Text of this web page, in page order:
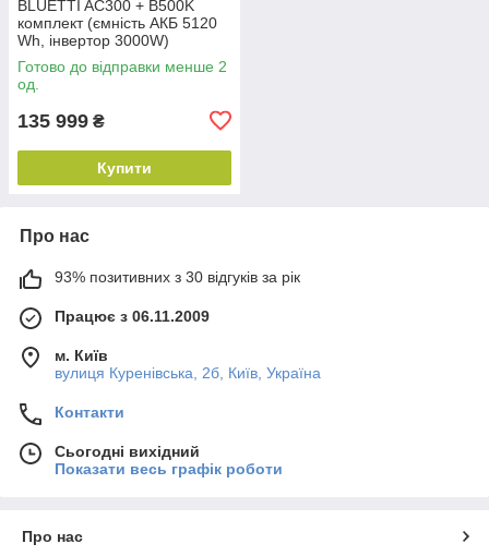
BLUETTI AC300 + B500K
комплект (ємність АКБ 5120
Wh, інвертор 3000W)
Готово до відправки менше 2
од.
135 999 ₴
Купити
Про нас
93% позитивних з 30 відгуків за рік
Працює з 06.11.2009
м. Київ
вулиця Куренівська, 2б, Київ, Україна
Контакти
Сьогодні вихідний
Показати весь графік роботи
Про нас